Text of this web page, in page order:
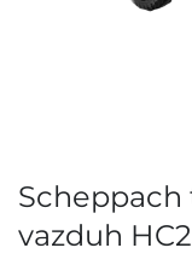
Scheppach
vazduh